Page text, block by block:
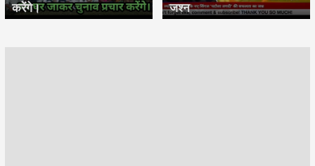
करेंगे।
जश्न